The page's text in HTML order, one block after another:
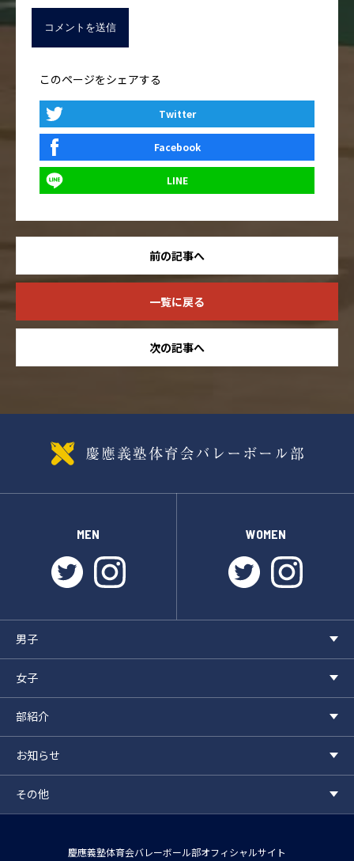
このページをシェアする
Twitter
Facebook
LINE
前の記事へ
一覧に戻る
次の記事へ
MEN
twitterinstagram
WOMEN
twitter
男子
女子
部紹介
お知らせ
その他
慶應義塾体育会バレーボール部オフィシャルサイト